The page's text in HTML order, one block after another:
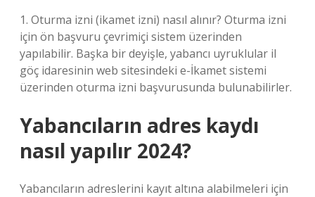
1. Oturma izni (ikamet izni) nasıl alınır? Oturma izni
için ön başvuru çevrimiçi sistem üzerinden
yapılabilir. Başka bir deyişle, yabancı uyruklular il
göç idaresinin web sitesindeki e-İkamet sistemi
üzerinden oturma izni başvurusunda bulunabilirler.
Yabancıların adres kaydı
nasıl yapılır 2024?
Yabancıların adreslerini kayıt altına alabilmeleri için